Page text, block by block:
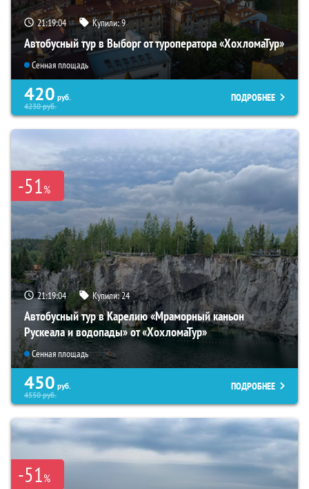
21:19:03 Купили:9
Автобусный тур в Выборг от туроператора «ХохломаТур»
Сенная площадь
420 руб.
4230руб.
ПОДРОБНЕЕ
-51%
21:19:03 Купили:24
Автобусный тур в Карелию «Мраморный каньон
Рускеала и водопады» от «ХохломаТур»
Сенная площадь
450 руб.
4550руб.
ПОДРОБНЕЕ
-51%